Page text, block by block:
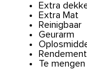
Extra
Extra Mat
Reinigbaar
Geurarm
Te